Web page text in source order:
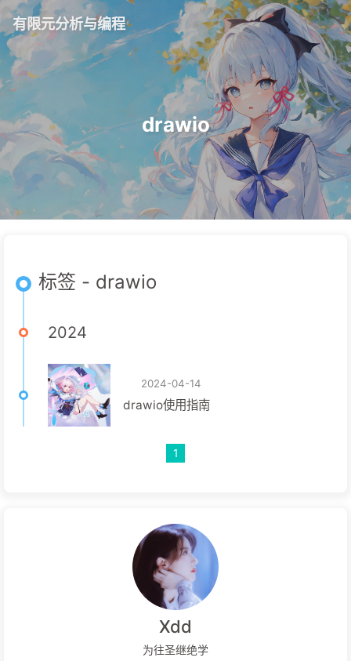
有限元分析与编程
drawio
标签 - drawio
2024
2024-04-14
drawio使用指南
1
Xdd
为往圣继绝学